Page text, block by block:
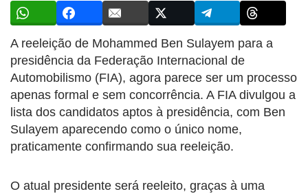
A reeleição de Mohammed Ben Sulayem para a
presidência da Federação Internacional de
Automobilismo (FIA), agora parece ser um processo
apenas formal e sem concorrência. A FIA divulgou a
lista dos candidatos aptos à presidência, com Ben
Sulayem aparecendo como o único nome,
praticamente confirmando sua reeleição.
O atual presidente será reeleito, graças à uma